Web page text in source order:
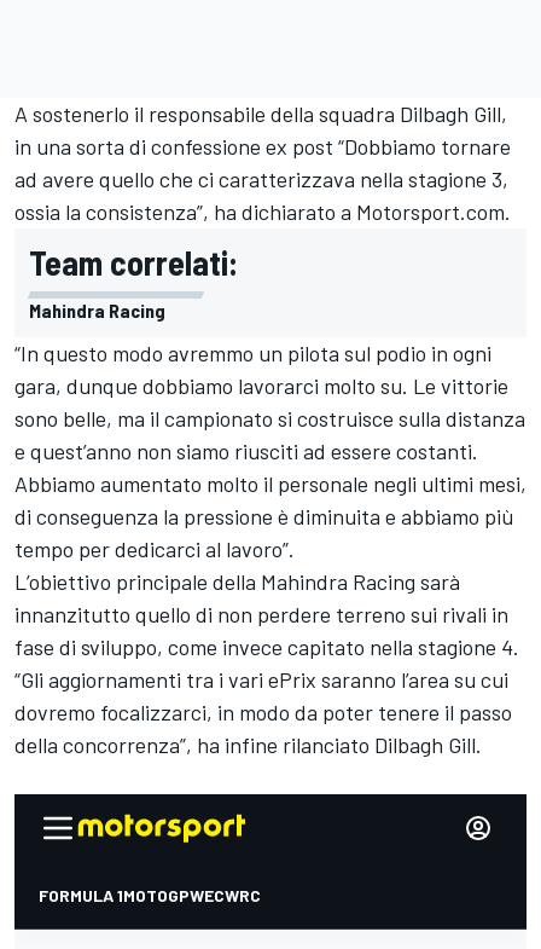
A sostenerlo il responsabile della squadra Dilbagh Gill,
in una sorta di confessione ex post “Dobbiamo tornare
ad avere quello che ci caratterizzava nella stagione 3,
ossia la consistenza”, ha dichiarato a Motorsport.com.
Team correlati:
Mahindra Racing
“In questo modo avremmo un pilota sul podio in ogni
gara, dunque dobbiamo lavorarci molto su. Le vittorie
sono belle, ma il campionato si costruisce sulla distanza
e quest’anno non siamo riusciti ad essere costanti.
Abbiamo aumentato molto il personale negli ultimi mesi,
di conseguenza la pressione è diminuita e abbiamo più
tempo per dedicarci al lavoro”.
L’obiettivo principale della Mahindra Racing sarà
innanzitutto quello di non perdere terreno sui rivali in
fase di sviluppo, come invece capitato nella stagione 4.
“Gli aggiornamenti tra i vari ePrix saranno l’area su cui
dovremo focalizzarci, in modo da poter tenere il passo
della concorrenza”, ha infine rilanciato Dilbagh Gill.